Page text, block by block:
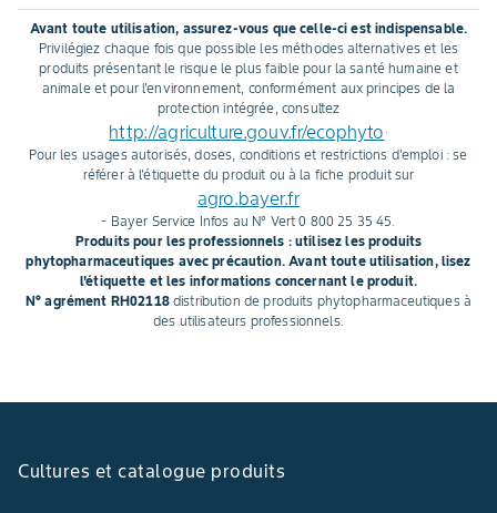
dégradable et un bon niveau
de rendement. Ces variétés
ont bénéficié de vingt années
de recherche et
d’expérimentation.
Avant toute utilisation, assurez-vous que celle-ci est indispensable.
Privilégiez chaque fois que possible les méthodes alternatives et les
produits présentant le risque le plus faible pour la santé humaine et
animale et pour l'environnement, conformément aux principes de la
protection intégrée, consultez
http://agriculture.gouv.fr/ecophyto .
Pour les usages autorisés, doses, conditions et restrictions d'emploi : se
référer à l'étiquette du produit ou à la fiche produit sur
agro.bayer.fr
- Bayer Service Infos au N° Vert 0 800 25 35 45.
Produits pour les professionnels : utilisez les produits
phytopharmaceutiques avec précaution. Avant toute utilisation, lisez
l'étiquette et les informations concernant le produit.
N° agrément RH02118distribution de produits phytopharmaceutiques à
des utilisateurs professionnels.
Cultures et catalogue produits